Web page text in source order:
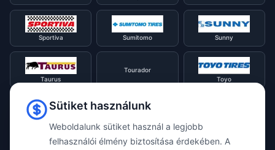
Sportiva Sumitomo Sunny
Taurus
Tourador
Toyo
TracmaxSütiket használunk
Weboldalunk sütiket használ a legjobb
felhasználói élmény biztosítása érdekében. A